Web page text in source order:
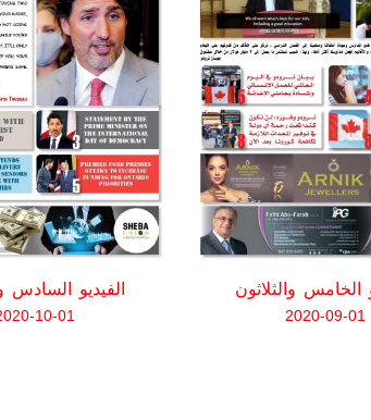
الفيديو السادس
10-01
الخامس والثلاثون
2020-09-01